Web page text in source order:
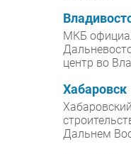
Проекты
IT класс
Каталог
МКБ
центр во
Хабаровск
Дальнем